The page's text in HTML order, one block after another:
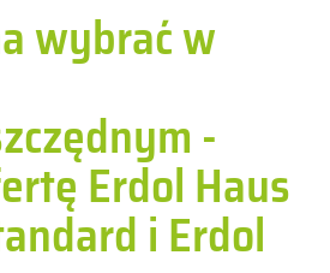
wybrać w
-
Erdol Haus
i Erdol